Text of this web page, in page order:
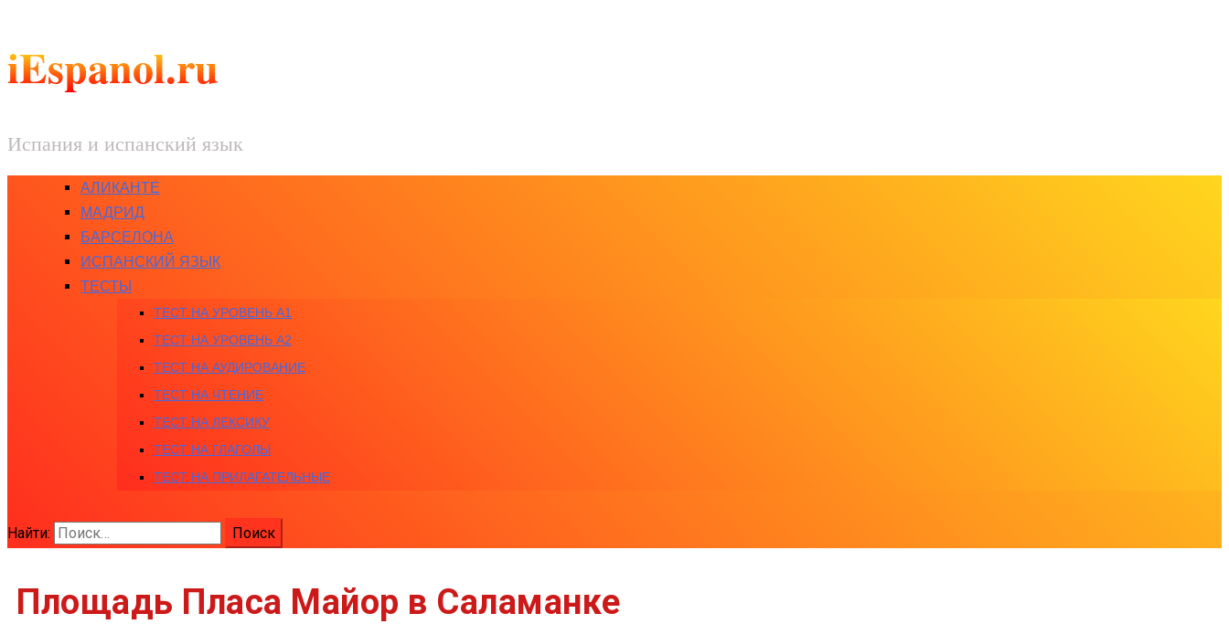
iEspanol.ru
Испания и испанский язык
АЛИКАНТЕ
МАДРИД
БАРСЕЛОНА
ИСПАНСКИЙ ЯЗЫК
ТЕСТЫ
ТЕСТ НА УРОВЕНЬ A1
ТЕСТ НА УРОВЕНЬ A2
ТЕСТ НА АУДИРОВАНИЕ
ТЕСТ НА ЧТЕНИЕ
ТЕСТ НА ЛЕКСИКУ
ТЕСТ НА ГЛАГОЛЫ
ТЕСТ НА ПРИЛАГАТЕЛЬНЫЕ
Найти:
Площадь Пласа Майор в Саламанке